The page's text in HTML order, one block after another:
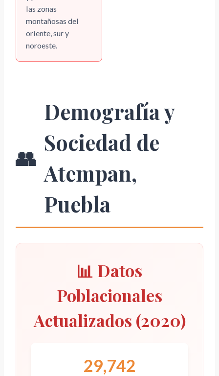
las zonas
montañosas del
oriente, sur y
noroeste.
👥
Demografía y
Sociedad de
Atempan,
Puebla
📊 Datos
Poblacionales
Actualizados (2020)
29,742